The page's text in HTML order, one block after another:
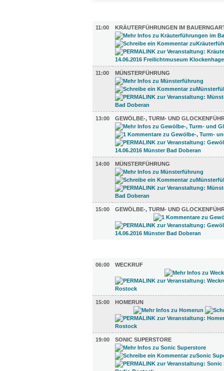
11:00
KRÄUTERFÜHRUNGEN IM
11:00 MÜNSTERFÜHRUNG
13:00 GEWÖLBE-, TURM- UND
14:00 MÜNSTERFÜHRUNG
15:00 GEWÖLBE-, TURM- UND
06:00
WECKRUF
15:00 HOMERUN
19:00 SONIC SUPERSTORE